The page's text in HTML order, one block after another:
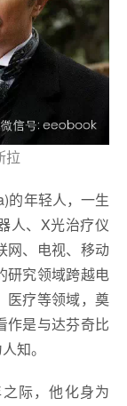
拉
的年轻人，一生
人、X光治疗仪
网、电视、移动
研究领域跨越电
医疗等领域，奠
作是与达芬奇比
知。
际，他化身为